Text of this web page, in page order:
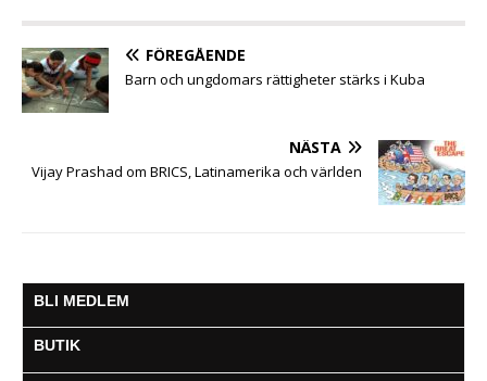
FÖREGÅENDE
Barn och ungdomars rättigheter stärks i Kuba
NÄSTA
Vijay Prashad om BRICS, Latinamerika och världen
BLI MEDLEM
BUTIK